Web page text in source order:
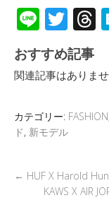
Li
n
e
T
wi
tt
er
T
e
a
d
おすすめ記事
関連記事はありませ
カテゴリー: FASHION
ド, 新モデル
← HUF X Harold
KAWS X AIR